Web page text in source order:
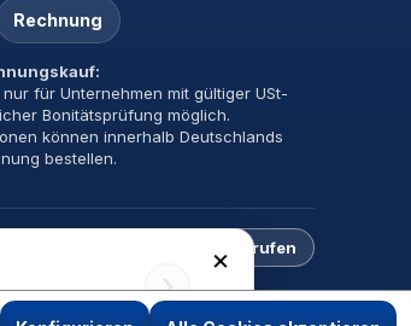
Rechnung
für Unternehmen mit gültiger USt-
Bonitätsprüfung möglich.
können innerhalb Deutschlands
bestellen.
Vertrag widerrufen
›
×